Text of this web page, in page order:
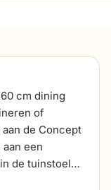
cm dining
of
de Concept
een
de tuinstoel
in de